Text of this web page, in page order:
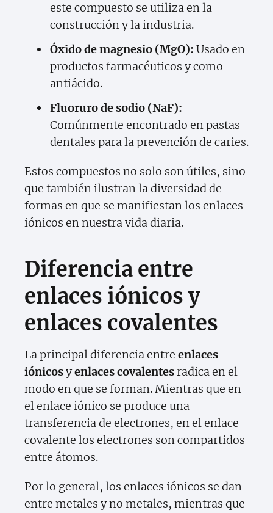
este compuesto se utiliza en la
construcción y la industria.
Óxido de magnesio (MgO): Usado en
productos farmacéuticos y como
antiácido.
Fluoruro de sodio (NaF):
Comúnmente encontrado en pastas
dentales para la prevención de caries.
Estos compuestos no solo son útiles, sino
que también ilustran la diversidad de
formas en que se manifiestan los enlaces
iónicos en nuestra vida diaria.
Diferencia entre
enlaces iónicos y
enlaces covalentes
La principal diferencia entre enlaces
iónicosyenlaces covalentesradica en el
modo en que se forman. Mientras que en
el enlace iónico se produce una
transferencia de electrones, en el enlace
covalente los electrones son compartidos
entre átomos.
Por lo general, los enlaces iónicos se dan
entre metales y no metales, mientras que